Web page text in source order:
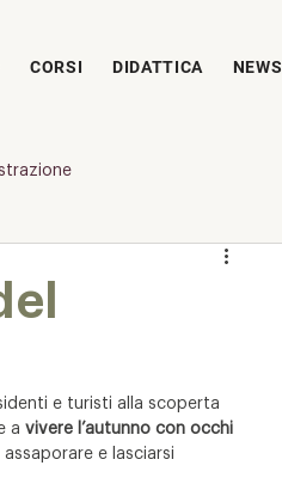
CORSI DIDATTICA NEWS
e turisti alla scoperta
a vivere l’autunno con occhi
e lasciarsi